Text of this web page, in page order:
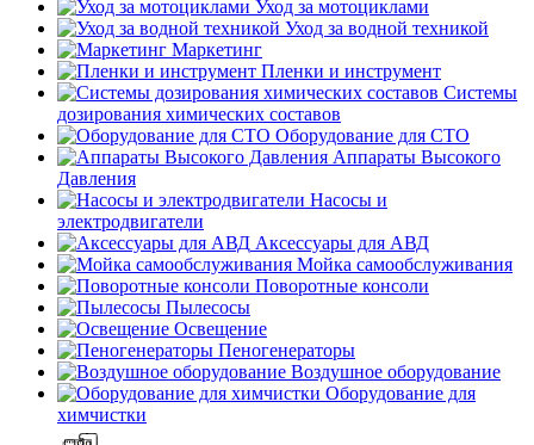
Уход за мотоциклами
Уход за водной техникой
Маркетинг
Пленки и инструмент
Системы
дозирования химических составов
Оборудование для СТО
Аппараты Высокого
Давления
Насосы и
электродвигатели
Аксессуары для АВД
Мойка самообслуживания
Поворотные консоли
Пылесосы
Освещение
Пеногенераторы
Воздушное оборудование
Оборудование для
химчистки